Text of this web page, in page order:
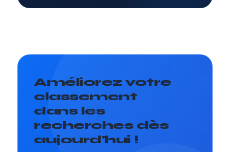
Améliorez votre
classement
dans les
recherches dès
aujourd'hui !